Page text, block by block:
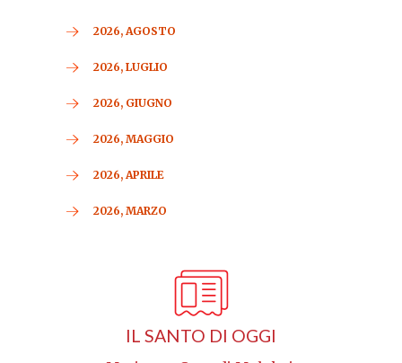
2026, AGOSTO
2026, LUGLIO
2026, GIUGNO
2026, MAGGIO
2026, APRILE
2026, MARZO
IL SANTO DI OGGI